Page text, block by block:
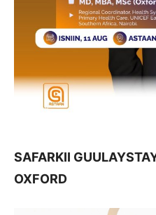
SAFARKII
OXFORD